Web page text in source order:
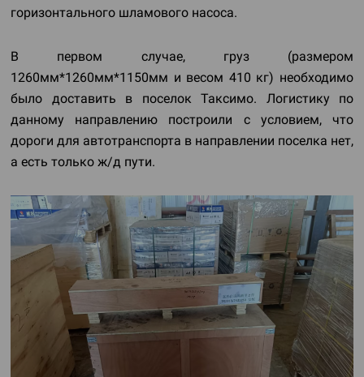
горизонтального шламового насоса.
В первом случае, груз (размером
1260мм*1260мм*1150мм и весом 410 кг) необходимо
было доставить в поселок Таксимо. Логистику по
данному направлению построили с условием, что
дороги для автотранспорта в направлении поселка нет,
а есть только ж/д пути.